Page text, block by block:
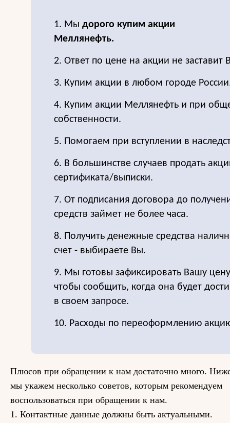
1. Мы дорого купим акции
Меллянефть.
2. Ответ по цене на акции не заставит
3. Купим акции в любом городе
4. Купим акции Меллянефть и при
собственности.
5. Помогаем при вступлении в
6. В большинстве случаев продать
сертификата/выписки.
7. От подписания договора до
средств займет не более часа.
8. Получить денежные средства
счет - выбираете Вы.
9. Мы готовы зафиксировать Вашу
чтобы сообщить, когда она будет
в своем запросе.
10. Расходы по переоформлению
Плюсов при обращении к нам достаточно много.
мы укажем несколько советов, которым рекомендуем
воспользоваться при обращении к нам.
1. Контактные данные должны быть актуальными.